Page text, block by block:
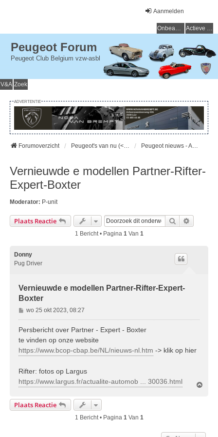
Aanmelden
Onbeantwoorde onderwerpen Actieve onderwerpen
Peugeot Forum
Peugeot Club Belgium vzw-asbl
V&A Zoek
ADVERTENTIE
Forumoverzicht Peugeot's van nu (< 15 jaar) - Peugeot d'aujourd'hui (< 15 ans) Peugeot nieuws - Actualités Peugeot
Vernieuwde e modellen Partner-Rifter-
Expert-Boxter
Moderator: P-unit
Plaats Reactie Zoek
1 Bericht • Pagina 1Van 1
Donny
Pug Driver
Vernieuwde e modellen Partner-Rifter-Expert-
Boxter
B
e
r
h
wo 25 okt 2023, 08:27
Persbericht over Partner - Expert - Boxter
te vinden op onze website
https://www.bcop-cbap.be/NL/nieuws-nl.htm -> klik op hier
Rifter: fotos op Largus
https://www.largus.fr/actualite-automob ... 30036.html
Plaats Reactie
1 Bericht • Pagina 1Van 1